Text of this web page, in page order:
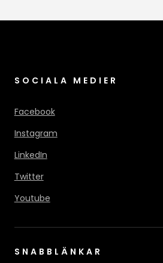
SOCIALA MEDIER
Facebook
Instagram
LinkedIn
Twitter
Youtube
SNABBLÄNKAR